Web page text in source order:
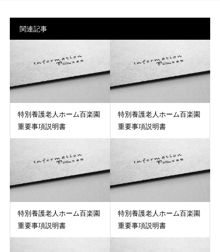
関連記事
特別養護老人ホーム百楽園
重要事項説明書
特別養護老人ホーム百楽園
重要事項説明書
特別養護老人ホーム百楽園
重要事項説明書
特別養護老人ホーム百楽園
重要事項説明書